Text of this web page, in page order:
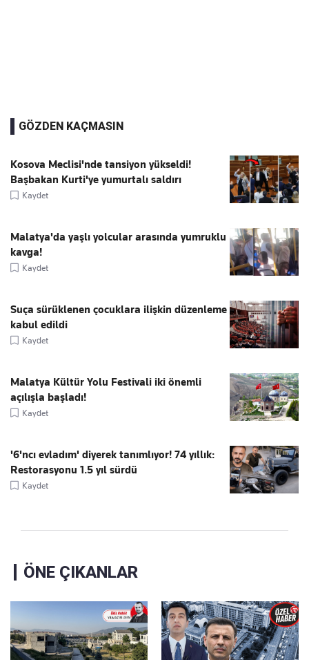
GÖZDEN KAÇMASIN
Kosova Meclisi'nde tansiyon yükseldi!
Başbakan Kurti'ye yumurtalı saldırı
Kaydet
Malatya'da yaşlı yolcular arasında yumruklu
kavga!
Kaydet
Suça sürüklenen çocuklara ilişkin düzenleme
kabul edildi
Kaydet
Malatya Kültür Yolu Festivali iki önemli
açılışla başladı!
Kaydet
'6'ncı evladım' diyerek tanımlıyor! 74 yıllık:
Restorasyonu 1.5 yıl sürdü
Kaydet
ÖNE ÇIKANLAR